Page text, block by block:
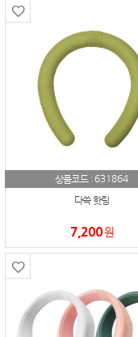
상품코드 : 631864
다쓱 핫링
7,200원